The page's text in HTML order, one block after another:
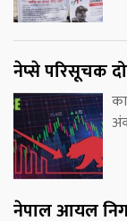
नेप्से परिसूचक
नेपाल आयल